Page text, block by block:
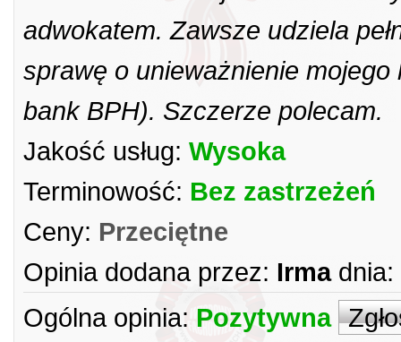
adwokatem. Zawsze udziela
sprawę o unieważnienie
bank BPH). Szczerze polecam.
Jakość usług: Wysoka
Terminowość: Bez zastrzeżeń
Ceny: Przeciętne
Opinia dodana przez: Irma dnia:
Ogólna opinia: Pozytywna